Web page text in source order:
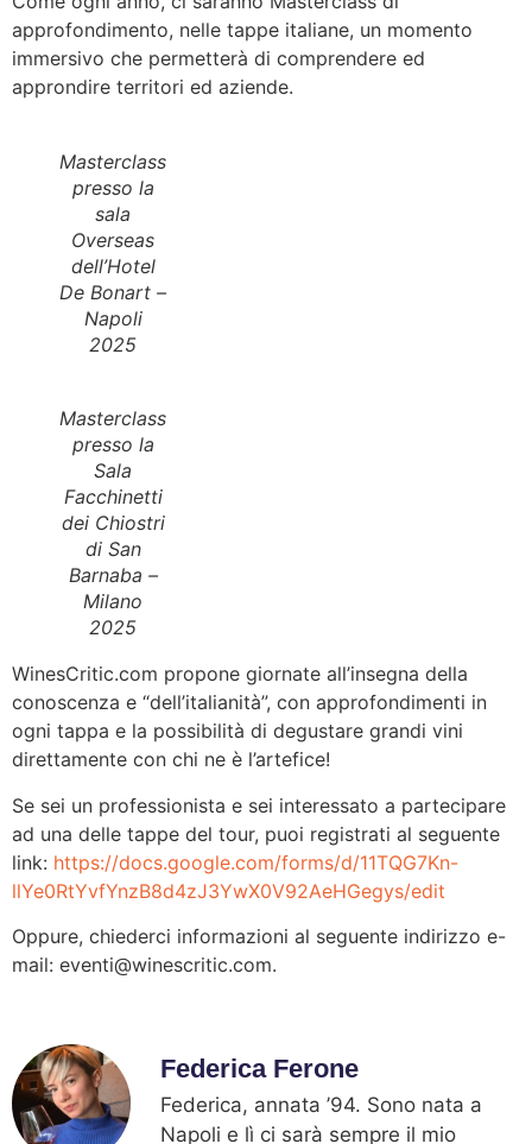
approfondimento, nelle tappe italiane, un momento
immersivo che permetterà di comprendere ed
approndire territori ed aziende.
Masterclass
presso la
sala
Overseas
dell’Hotel
De Bonart –
Napoli
2025
Masterclass
presso la
Sala
Facchinetti
dei Chiostri
di San
Barnaba –
Milano
2025
WinesCritic.com propone giornate all’insegna della
conoscenza e “dell’italianità”, con approfondimenti in
ogni tappa e la possibilità di degustare grandi vini
direttamente con chi ne è l’artefice!
Se sei un professionista e sei interessato a partecipare
ad una delle tappe del tour, puoi registrati al seguente
link: https://docs.google.com/forms/d/11TQG7Kn-
llYe0RtYvfYnzB8d4zJ3YwX0V92AeHGegys/edit
Oppure, chiederci informazioni al seguente indirizzo e-
mail: eventi@winescritic.com.
Federica Ferone
Federica, annata ’94. Sono nata a
Napoli e lì ci sarà sempre il mio